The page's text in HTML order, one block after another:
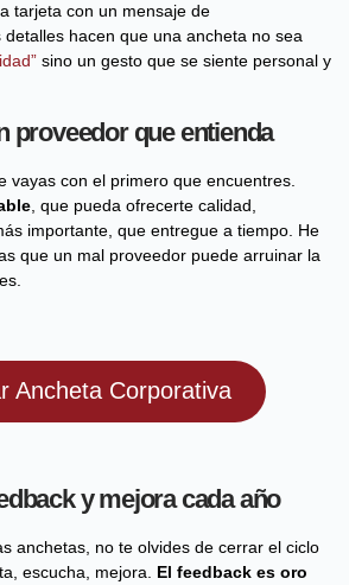
tarjeta con un mensaje de
hacen que una ancheta no sea
sino un gesto que se siente personal y
proveedor que entienda
vayas con el primero que encuentres.
, que pueda ofrecerte calidad,
importante, que entregue a tiempo. He
que un mal proveedor puede arruinar la
Ancheta Corporativa
y mejora cada año
anchetas, no te olvides de cerrar el ciclo
escucha, mejora. El feedback es oro